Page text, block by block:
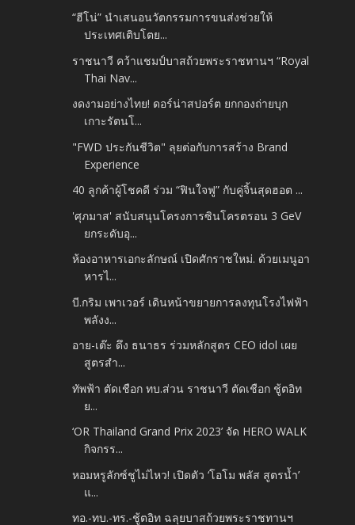
“ฮีโน่” นำเสนอนวัตกรรมการขนส่งช่วยให้
ประเทศเติบโตย...
ราชนาวี คว้าแชมป์บาสถ้วยพระราชทานฯ “Royal
Thai Nav...
งดงามอย่างไทย! ดอร์น่าสปอร์ต ยกกองถ่ายบุก
เกาะรัตนโ...
"FWD ประกันชีวิต" ลุยต่อกับการสร้าง Brand
Experience
40 ลูกค้าผู้โชคดี ร่วม “ฟินใจฟู” กับคู่จิ้นสุดฮอต ...
'ศุภมาส' สนับสนุนโครงการซินโครตรอน 3 GeV
ยกระดับอุ...
ห้องอาหารเอกะลักษณ์ เปิดศักราชใหม่. ด้วยเมนูอา
หารไ...
บี.กริม เพาเวอร์ เดินหน้าขยายการลงทุนโรงไฟฟ้า
พลังง...
อาย-เต๊ะ ดึง ธนาธร ร่วมหลักสูตร CEO idol เผย
สูตรสำ...
ทัพฟ้า ตัดเชือก ทบ.ส่วน ราชนาวี ตัดเชือก ชู้ตอิท
ย...
‘OR Thailand Grand Prix 2023’ จัด HERO WALK
กิจกรร...
หอมหรูลักซ์ชูไม่ไหว! เปิดตัว ‘โอโม พลัส สูตรน้ำ’
แ...
ทอ.-ทบ.-ทร.-ชู้ตอิท ฉลุยบาสถ้วยพระราชทานฯ